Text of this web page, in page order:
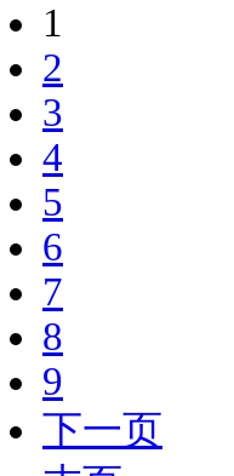
1
2
3
4
5
6
7
8
9
下一页